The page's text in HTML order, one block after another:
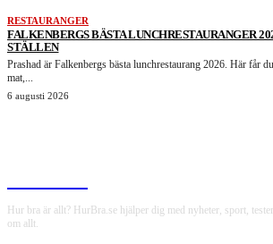
RESTAURANGER
FALKENBERGS BÄSTA LUNCHRESTAURANGER
STÄLLEN
Prashad är Falkenbergs bästa lunchrestaurang 2026. Här får
mat,...
6 augusti 2026
Hur bra är allt? HurBra.se hjälper dig med nyheter, sport,
om allt.